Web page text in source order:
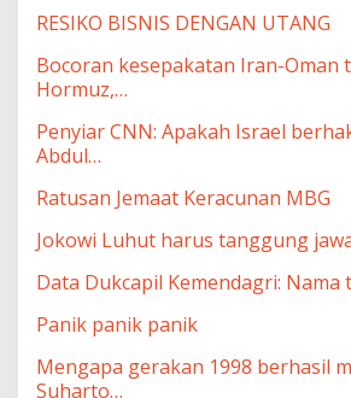
RESIKO BISNIS DENGAN UTANG
Bocoran kesepakatan Iran-Oman
Hormuz,…
Penyiar CNN: Apakah Israel
Abdul…
Ratusan Jemaat Keracunan MBG
Jokowi Luhut harus tanggung
Data Dukcapil Kemendagri: Nama
Panik panik panik
Mengapa gerakan 1998 berhasil
Suharto…